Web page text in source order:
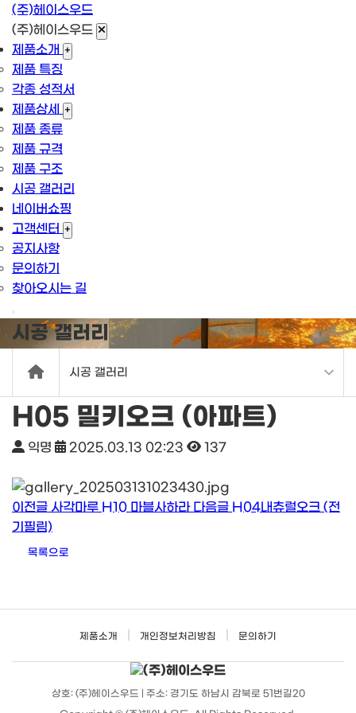
(주)헤이스우드
(주)헤이스우드
제품소개 +
제품 특징
각종 성적서
제품상세
+
제품 종류
제품 규격
제품 구조
시공 갤러리
네이버쇼핑
고객센터 +
공지사항
문의하기
찾아오시는 길
시공 갤러리
시공 갤러리
H05 밀키오크 (아파트)
익명 2025.03.13 02:23 137
이전글 사각마루 H10 마블사하라 다음글 H04내츄럴오크 (전
기필림)
목록으로
제품소개 개인정보처리방침 문의하기
상호: (주)헤이스우드 | 주소: 경기도 하남시 감북로 51번길20